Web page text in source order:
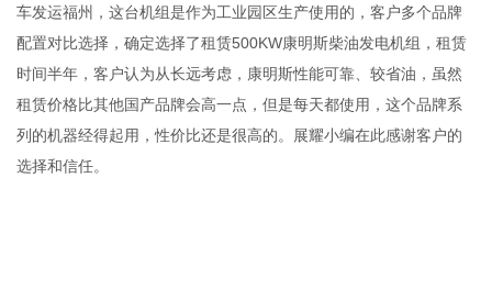
车发运福州，这台机组是作为工业园区生产使用的，客户多个品牌
配置对比选择，确定选择了租赁500KW康明斯柴油发电机组，租赁
时间半年，客户认为从长远考虑，康明斯性能可靠、较省油，虽然
租赁价格比其他国产品牌会高一点，但是每天都使用，这个品牌系
列的机器经得起用，性价比还是很高的。展耀小编在此感谢客户的
选择和信任。